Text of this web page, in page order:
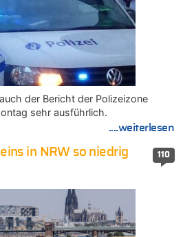
der Bericht der Polizeizone
sehr ausführlich.
....weiterlesen
110
in NRW so niedrig